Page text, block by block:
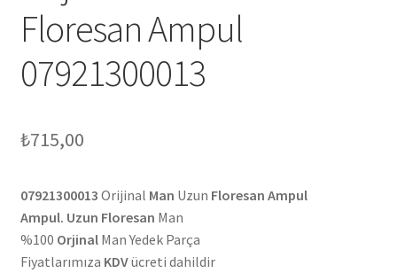
Floresan Ampul
07921300013
₺715,00
07921300013 Orijinal Man Uzun Floresan Ampul
Ampul. Uzun Floresan Man
%100 OrjinalMan Yedek Parça
Fiyatlarımıza KDVücreti dahildir